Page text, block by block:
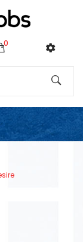
0